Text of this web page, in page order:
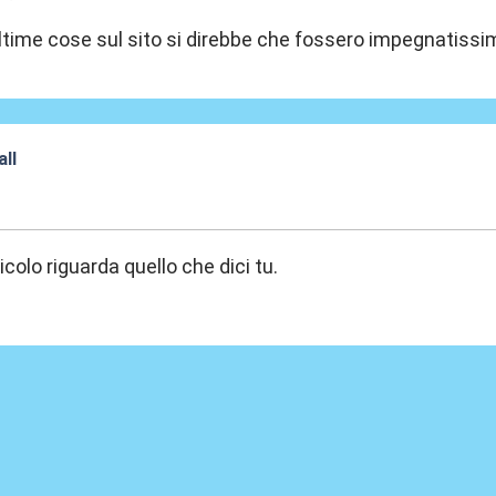
cose sul sito si direbbe che fossero
riguarda quello che dici tu.